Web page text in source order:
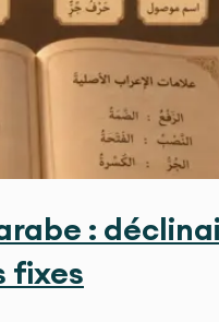
:
fixes